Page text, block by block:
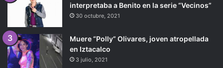
interpretaba a Benito en la serie “Vecinos”
30 octubre, 2021
Muere “Polly” Olivares, joven atropellada
en Iztacalco
3 julio, 2021